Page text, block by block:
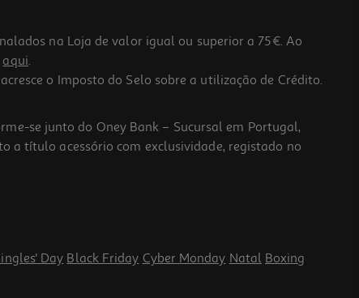
na Loja de valor igual ou superior a 75€. Ao
aqui.
o Imposto do Selo sobre a utilização de Crédito.
se junto do Oney Bank – Sucursal em Portugal,
a título acessório com exclusividade, registado no
Day Black Friday Cyber Monday Natal Boxing